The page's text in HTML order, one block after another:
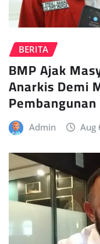
BERITA
BMP Ajak
Anarkis Demi
Admin Aug